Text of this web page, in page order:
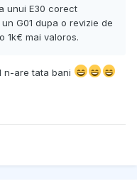
unui E30 corect
G01 dupa o revizie de
1k€ mai valoros.
n-are tata bani